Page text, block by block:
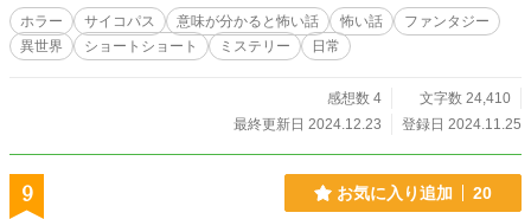
ホラー サイコパス 意味が分かると怖い話 怖い話
ファンタジー
異世界
ショートショート ミステリー 日常
感想数 4
文字数 24,410
最終更新日 2024.12.23
登録日 2024.11.25
9 お気に入り追加 20